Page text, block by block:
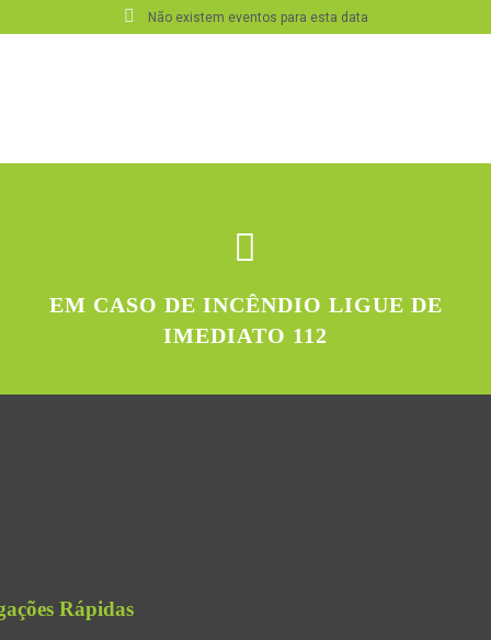
Não existem eventos para esta data
EM CASO DE INCÊNDIO LIGUE DE
IMEDIATO 112
Rápidas